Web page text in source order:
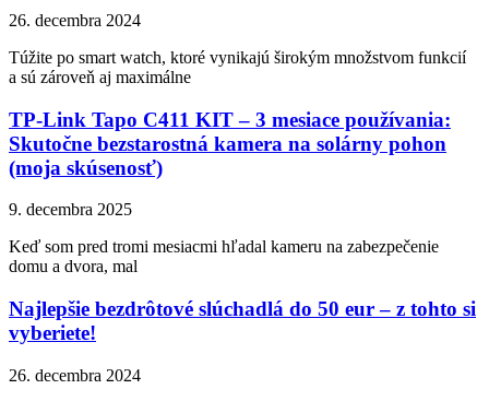
26. decembra 2024
Túžite po smart watch, ktoré vynikajú širokým množstvom funkcií
a sú zároveň aj maximálne
TP-Link Tapo C411 KIT – 3 mesiace používania:
Skutočne bezstarostná kamera na solárny pohon
(moja skúsenosť)
9. decembra 2025
Keď som pred tromi mesiacmi hľadal kameru na zabezpečenie
domu a dvora, mal
Najlepšie bezdrôtové slúchadlá do 50 eur – z tohto si
vyberiete!
26. decembra 2024